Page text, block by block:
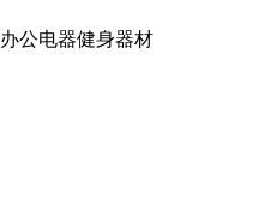
办公电器健身器材